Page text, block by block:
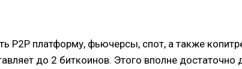
Р2Р платформу, фьючерсы, спот, а также
до 2 биткоинов. Этого вполне